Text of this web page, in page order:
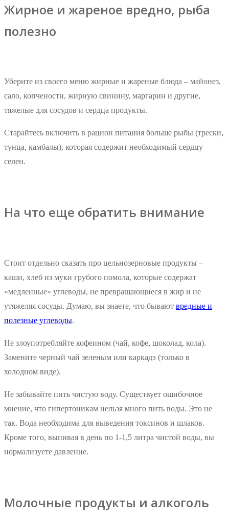
Жирное и жареное вредно, рыба
полезно
Уберите из своего меню жирные и жареные блюда – майонез,
сало, копчености, жирную свинину, маргарин и другие,
тяжелые для сосудов и сердца продукты.
Старайтесь включить в рацион питания больше рыбы (трески,
тунца, камбалы), которая содержит необходимый сердцу
селен.
На что еще обратить внимание
Стоит отдельно сказать про цельнозерновые продукты –
каши, хлеб из муки грубого помола, которые содержат
«медленные» углеводы, не превращающиеся в жир и не
утяжеляя сосуды. Думаю, вы знаете, что бывают вредные и
полезные углеводы.
Не злоупотребляйте кофеином (чай, кофе, шоколад, кола).
Замените черный чай зеленым или каркадэ (только в
холодном виде).
Не забывайте пить чистую воду. Существует ошибочное
мнение, что гипертоникам нельзя много пить воды. Это не
так. Вода необходима для выведения токсинов и шлаков.
Кроме того, выпивая в день по 1-1,5 литра чистой воды, вы
нормализуете давление.
Молочные продукты и алкоголь